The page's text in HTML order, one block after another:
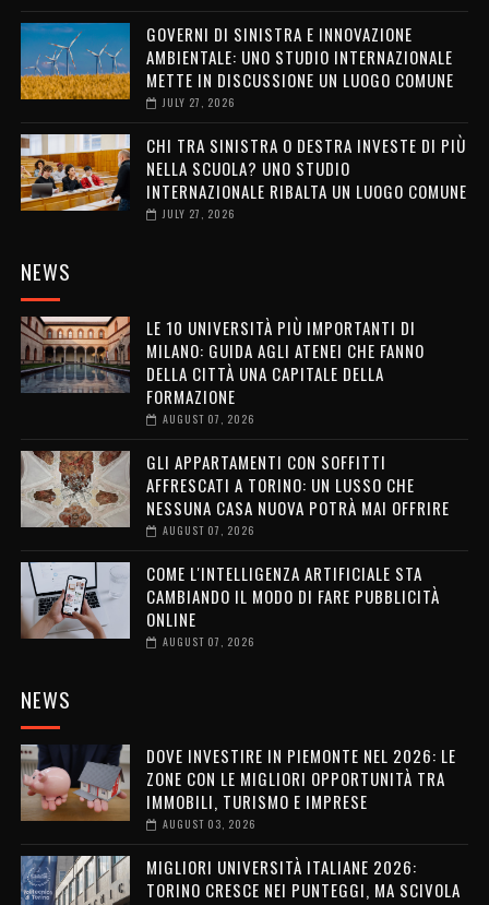
GOVERNI DI SINISTRA E INNOVAZIONE
AMBIENTALE: UNO STUDIO INTERNAZIONALE
METTE IN DISCUSSIONE UN LUOGO COMUNE
JULY 27, 2026
CHI TRA SINISTRA O DESTRA INVESTE DI PIÙ
NELLA SCUOLA? UNO STUDIO
INTERNAZIONALE RIBALTA UN LUOGO COMUNE
JULY 27, 2026
NEWS
LE 10 UNIVERSITÀ PIÙ IMPORTANTI DI
MILANO: GUIDA AGLI ATENEI CHE FANNO
DELLA CITTÀ UNA CAPITALE DELLA
FORMAZIONE
AUGUST 07, 2026
GLI APPARTAMENTI CON SOFFITTI
AFFRESCATI A TORINO: UN LUSSO CHE
NESSUNA CASA NUOVA POTRÀ MAI OFFRIRE
AUGUST 07, 2026
COME L'INTELLIGENZA ARTIFICIALE STA
CAMBIANDO IL MODO DI FARE PUBBLICITÀ
ONLINE
AUGUST 07, 2026
NEWS
DOVE INVESTIRE IN PIEMONTE NEL 2026: LE
ZONE CON LE MIGLIORI OPPORTUNITÀ TRA
IMMOBILI, TURISMO E IMPRESE
AUGUST 03, 2026
MIGLIORI UNIVERSITÀ ITALIANE 2026:
TORINO CRESCE NEI PUNTEGGI, MA SCIVOLA